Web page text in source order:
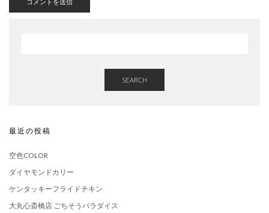
SEARCH
最近の投稿
空色COLOR
ダイヤモンドカリー
ケンタッキーフライドチキン
大丸心斎橋店 ごちそうパラダイス